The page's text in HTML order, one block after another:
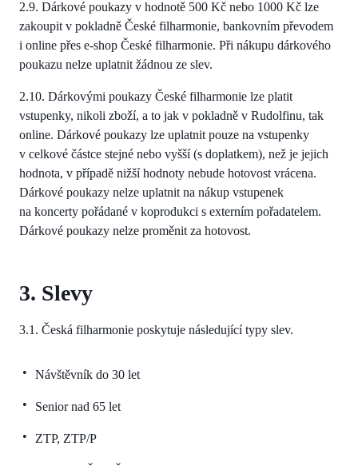
2.9. Dárkové poukazy v hodnotě 500 Kč nebo 1000 Kč lze
zakoupit v pokladně České filharmonie, bankovním převodem
i online přes e-shop České filharmonie. Při nákupu dárkového
poukazu nelze uplatnit žádnou ze slev.
2.10. Dárkovými poukazy České filharmonie lze platit
vstupenky, nikoli zboží, a to jak v pokladně v Rudolfinu, tak
online. Dárkové poukazy lze uplatnit pouze na vstupenky
v celkové částce stejné nebo vyšší (s doplatkem), než je jejich
hodnota, v případě nižší hodnoty nebude hotovost vrácena.
Dárkové poukazy nelze uplatnit na nákup vstupenek
na koncerty pořádané v koprodukci s externím pořadatelem.
Dárkové poukazy nelze proměnit za hotovost.
3. Slevy
3.1. Česká filharmonie poskytuje následující typy slev.
Návštěvník do 30 let
Senior nad 65 let
ZTP, ZTP/P